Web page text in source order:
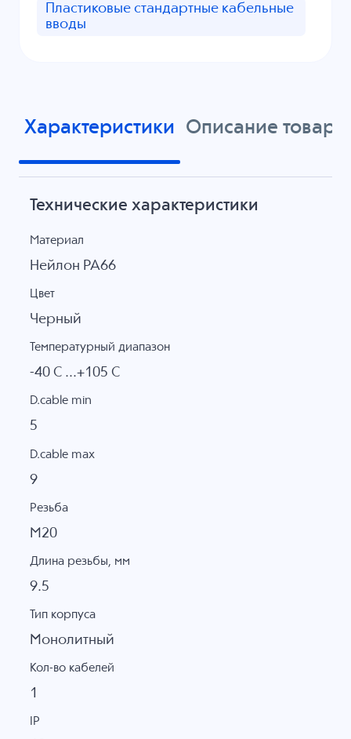
Пластиковые стандартные кабельные
вводы
Характеристики Описание товара
Технические характеристики
Материал
Нейлон PA66
Цвет
Черный
Температурный диапазон
-40 C ...+105 C
D.cable min
5
D.cable max
9
Резьба
M20
Длина резьбы, мм
9.5
Тип корпуса
Монолитный
Кол-во кабелей
1
IP